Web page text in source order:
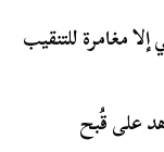
مغامرة للتنقيب
على قُبح